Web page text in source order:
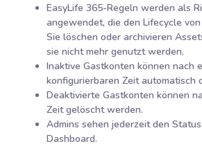
EasyLife 365-Regeln werden als
angewendet, die den Lifecycle
Sie löschen oder archivieren
sie nicht mehr genutzt werden.
Inaktive Gastkonten können nach
konfigurierbaren Zeit automatisch
Deaktivierte Gastkonten können
Zeit gelöscht werden.
Admins sehen jederzeit den
Dashboard.